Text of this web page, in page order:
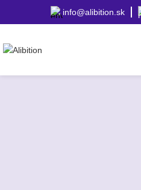
info@alibition.sk